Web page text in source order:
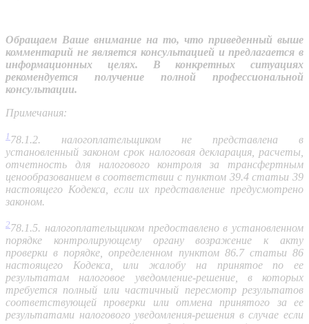
Обращаем Ваше внимание на то, что приведенный выше
комментарий не является консультацией и предлагается в
информационных целях. В
конкретных
ситуациях
рекомендуется
получение полной
профессиональной
консультации.
Примечания:
1 78.1.2. налогоплательщиком не представлена ​​в
установленный законом срок налоговая декларация, расчеты,
отчетность для налогового контроля за трансфертным
ценообразованием в соответствии с пунктом 39.4 статьи 39
настоящего Кодекса, если их представление предусмотрено
законом.
2 78.1.5. налогоплательщиком предоставлено в установленном
порядке контролирующему органу возражение к акту
проверки в порядке, определенном пунктом 86.7 статьи 86
настоящего Кодекса, или жалобу на принятое по ее
результатам налоговое уведомление-решение, в которых
требуется полный или частичный пересмотр результатов
соответствующей проверки или отмена принятого за ее
результатами налогового уведомления-решения в случае если